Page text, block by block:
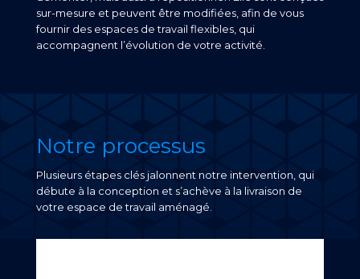
sur-mesure et peuvent être modifiées, afin de vous
fournir des espaces de travail flexibles, qui
accompagnent l’évolution de votre activité.
Notre processus
Plusieurs étapes clés jalonnent notre intervention, qui
débute à la conception et s’achève à la livraison de
votre espace de travail aménagé.